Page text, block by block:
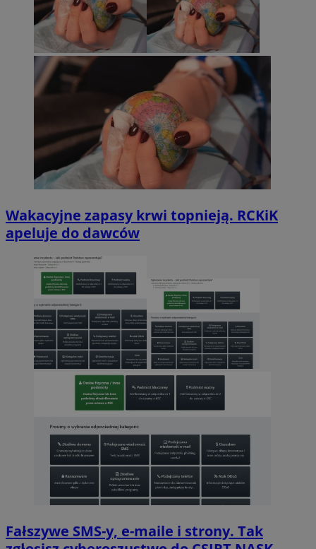
Wakacyjne zapasy krwi topnieją. RCKiK
apeluje do dawców
Fałszywe SMS-y, e-maile i strony. Tak